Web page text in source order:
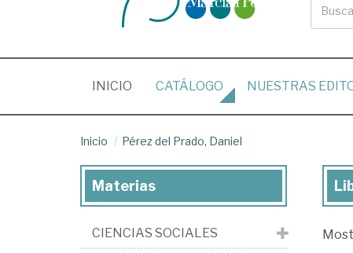
INICIO (CURRENT)
CATÁLOGO NUESTRAS
Inicio Pérez del Prado, Daniel
Materias
CIENCIAS SOCIALES